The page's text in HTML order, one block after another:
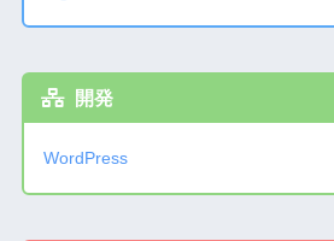
開発
WordPress